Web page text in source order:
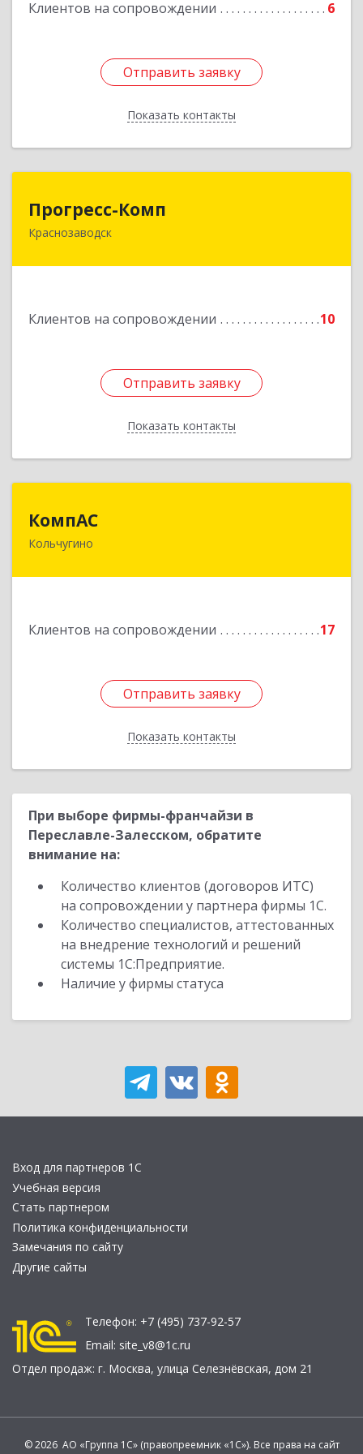
Клиентов на сопровождении 6
Отправить заявку
Показать контакты
Отправить заявку
Назад
Прогресс-Комп
Краснозаводск
Клиентов на сопровождении 10
Отправить заявку
Показать контакты
141321, Московская обл, Сергиево-Посадский
Отправить заявку
Назад
КомпАС
Кольчугино
Клиентов на сопровождении 17
Отправить заявку
Показать контакты
601782, Владимирская область, г.Кольчугино,
Отправить заявку
Назад
При выборе фирмы-франчайзи в
Переславле-Залесском, обратите
внимание на:
Количество клиентов (договоров ИТС)
на сопровождении у партнера фирмы 1С.
Количество специалистов, аттестованных
на внедрение технологий и решений
системы 1С:Предприятие.
Наличие у фирмы статуса
Вход для партнеров 1С
Учебная версия
Стать партнером
Политика конфиденциальности
Замечания по сайту
Другие сайты
Телефон: +7 (495) 737-92-57
Email: site_v8@1c.ru
Отдел продаж: г. Москва, улица Селезнёвская, дом 21
© 2026 АО «Группа 1С» (правопреемник «1С»). Все права на сайт